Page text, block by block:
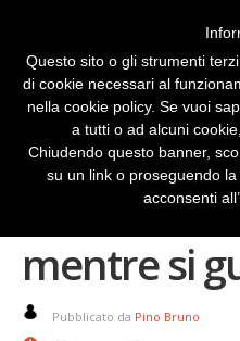
SARTRE
mentre si
Pubblicato da Pino Bruno
Questo sito o gli strumenti
di cookie necessari al
nella cookie policy. Se vuoi
a tutti o ad alcuni
Chiudendo questo banner,
su un link o proseguendo
acconsenti